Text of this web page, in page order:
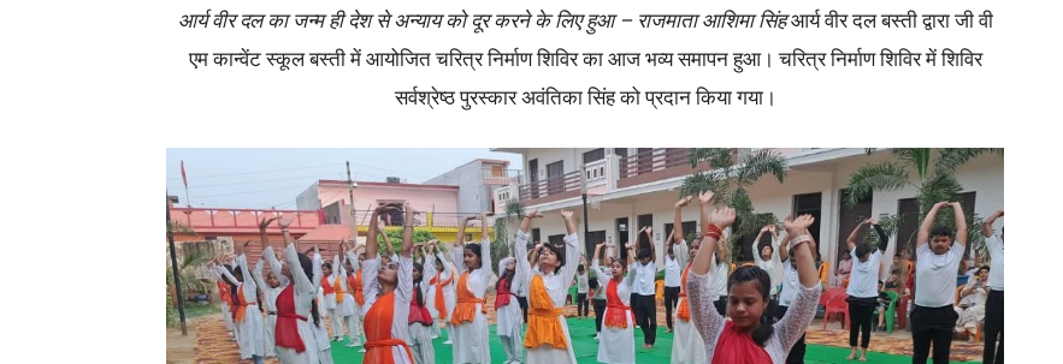
आर्य वीर दल का जन्म ही देश से अन्याय को दूर करने के लिए हुआ – राजमाता आशिमा सिंहआर्य वीर दल बस्ती द्वारा जी वी
एम कान्वेंट स्कूल बस्ती में आयोजित चरित्र निर्माण शिविर का आज भव्य समापन हुआ। चरित्र निर्माण शिविर में शिविर
सर्वश्रेष्ठ पुरस्कार अवंतिका सिंह को प्रदान किया गया।